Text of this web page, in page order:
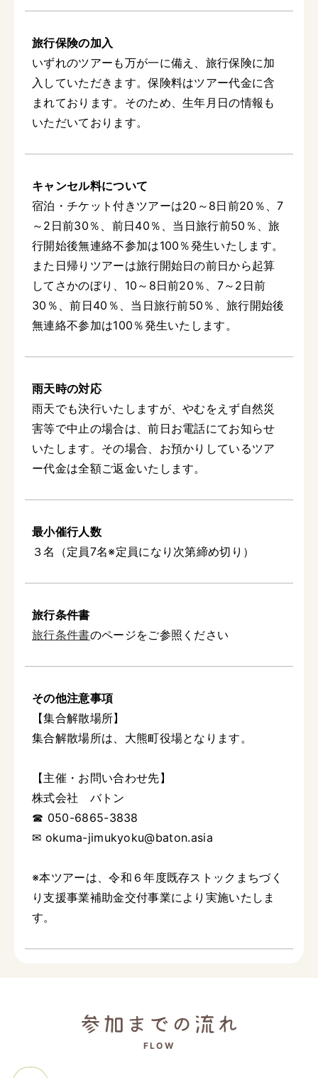
旅行保険の加入
いずれのツアーも万が一に備え、旅行保険に加
入していただきます。保険料はツアー代金に含
まれております。そのため、生年月日の情報も
いただいております。
キャンセル料について
宿泊・チケット付きツアーは20～8日前20％、7
～2日前30％、前日40％、当日旅行前50％、旅
行開始後無連絡不参加は100％発生いたします。
また日帰りツアーは旅行開始日の前日から起算
してさかのぼり、10～8日前20％、7～2日前
30％、前日40％、当日旅行前50％、旅行開始後
無連絡不参加は100％発生いたします。
雨天時の対応
雨天でも決行いたしますが、やむをえず自然災
害等で中止の場合は、前日お電話にてお知らせ
いたします。その場合、お預かりしているツア
ー代金は全額ご返金いたします。
最小催行人数
３名（定員7名※定員になり次第締め切り）
旅行条件書
旅行条件書のページをご参照ください
その他注意事項
【集合解散場所】
集合解散場所は、大熊町役場となります。
【主催・お問い合わせ先】
株式会社 バトン
☎ 050-6865-3838
✉ okuma-jimukyoku@baton.asia
※本ツアーは、令和６年度既存ストックまちづく
り支援事業補助金交付事業により実施いたしま
す。
FLOW